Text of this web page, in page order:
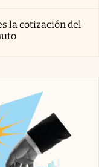
la cotización del